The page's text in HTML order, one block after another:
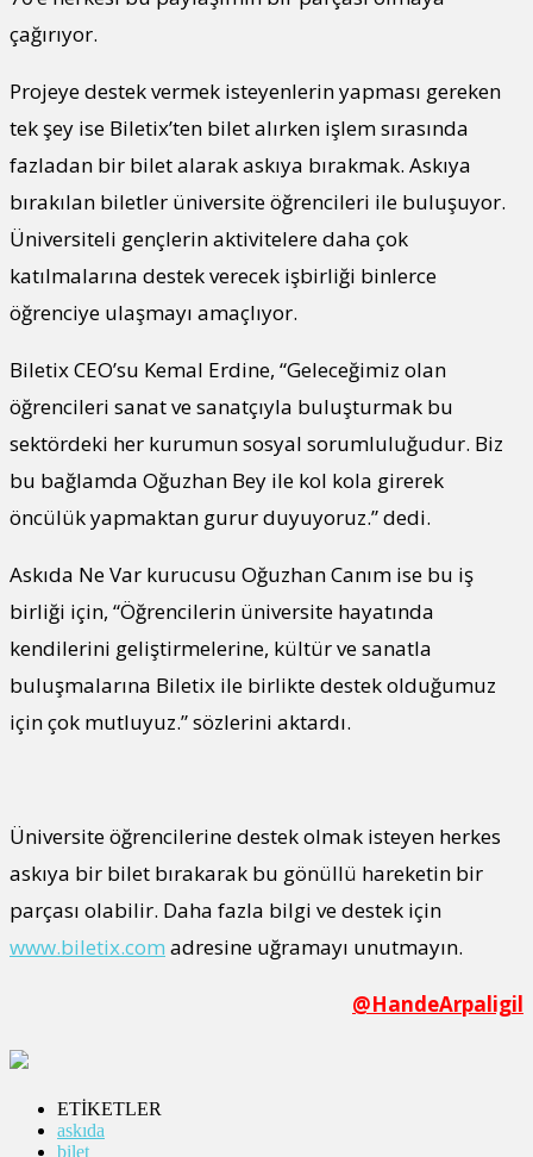
çağırıyor.
Projeye destek vermek isteyenlerin yapması gereken
tek şey ise Biletix’ten bilet alırken işlem sırasında
fazladan bir bilet alarak askıya bırakmak. Askıya
bırakılan biletler üniversite öğrencileri ile buluşuyor.
Üniversiteli gençlerin aktivitelere daha çok
katılmalarına destek verecek işbirliği binlerce
öğrenciye ulaşmayı amaçlıyor.
Biletix CEO’su Kemal Erdine, “Geleceğimiz olan
öğrencileri sanat ve sanatçıyla buluşturmak bu
sektördeki her kurumun sosyal sorumluluğudur. Biz
bu bağlamda Oğuzhan Bey ile kol kola girerek
öncülük yapmaktan gurur duyuyoruz.” dedi.
Askıda Ne Var kurucusu Oğuzhan Canım ise bu iş
birliği için, “Öğrencilerin üniversite hayatında
kendilerini geliştirmelerine, kültür ve sanatla
buluşmalarına Biletix ile birlikte destek olduğumuz
için çok mutluyuz.” sözlerini aktardı.
Üniversite öğrencilerine destek olmak isteyen herkes
askıya bir bilet bırakarak bu gönüllü hareketin bir
parçası olabilir. Daha fazla bilgi ve destek için
www.biletix.com adresine uğramayı unutmayın.
@HandeArpaligil
ETİKETLER
askıda
bilet